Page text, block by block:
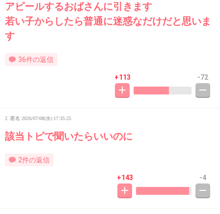
アピールするおばさんに引きます
若い子からしたら普通に迷惑なだけだと思いま
す
36件の返信
+113 -72
2. 匿名 2026/07/08(水) 17:35:25
該当トピで聞いたらいいのに
2件の返信
+143 -4